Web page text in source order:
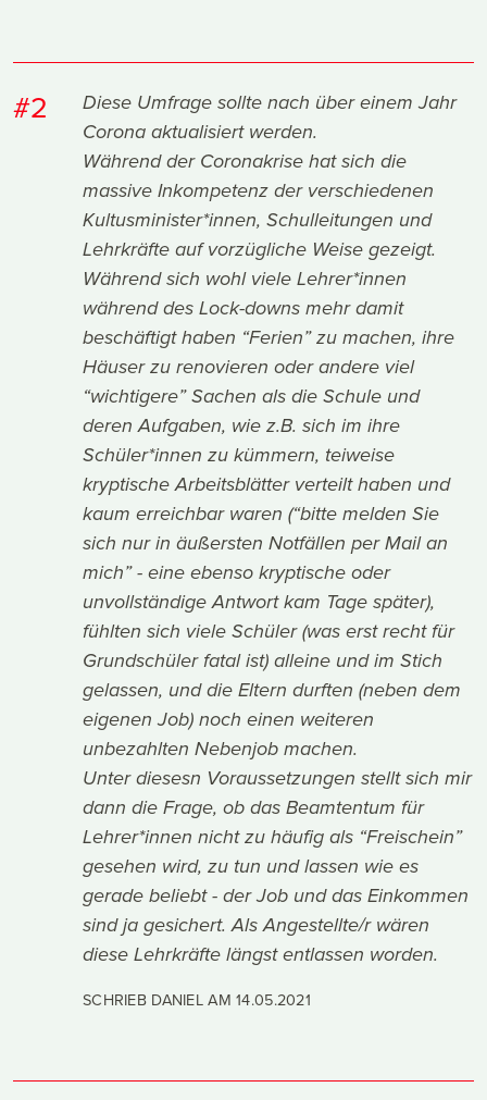
#2
Diese Umfrage sollte nach über einem Jahr
Corona aktualisiert werden.
Während der Coronakrise hat sich die
massive Inkompetenz der verschiedenen
Kultusminister*innen, Schulleitungen und
Lehrkräfte auf vorzügliche Weise gezeigt.
Während sich wohl viele Lehrer*innen
während des Lock-downs mehr damit
beschäftigt haben “Ferien” zu machen, ihre
Häuser zu renovieren oder andere viel
“wichtigere” Sachen als die Schule und
deren Aufgaben, wie z.B. sich im ihre
Schüler*innen zu kümmern, teiweise
kryptische Arbeitsblätter verteilt haben und
kaum erreichbar waren (“bitte melden Sie
sich nur in äußersten Notfällen per Mail an
mich” - eine ebenso kryptische oder
unvollständige Antwort kam Tage später),
fühlten sich viele Schüler (was erst recht für
Grundschüler fatal ist) alleine und im Stich
gelassen, und die Eltern durften (neben dem
eigenen Job) noch einen weiteren
unbezahlten Nebenjob machen.
Unter diesesn Voraussetzungen stellt sich mir
dann die Frage, ob das Beamtentum für
Lehrer*innen nicht zu häufig als “Freischein”
gesehen wird, zu tun und lassen wie es
gerade beliebt - der Job und das Einkommen
sind ja gesichert. Als Angestellte/r wären
diese Lehrkräfte längst entlassen worden.
SCHRIEB DANIEL AM14.05.2021